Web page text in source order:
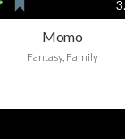
Momo
Fantasy, Family